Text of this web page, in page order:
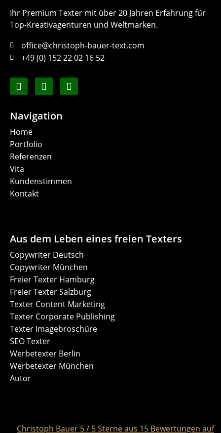
Ihr Premium Texter mit über 20 Jahren Erfahrung für
Top-Kreativagenturen und Weltmarken.
office@christoph-bauer-text.com
+49 (0) 152 22 02 16 52
Navigation
Home
Portfolio
Referenzen
Vita
Kundenstimmen
Kontakt
Aus dem Leben eines freien Texters
Copywriter Deutsch
Copywriter München
Freier Texter Hamburg
Freier Texter Salzburg
Texter Content Marketing
Texter Corporate Publishing
Texter Imagebroschüre
SEO Texter
Werbetexter Berlin
Werbetexter München
Autor
Christoph Bauer 5/ 5Sterne aus 15 Bewertungen auf